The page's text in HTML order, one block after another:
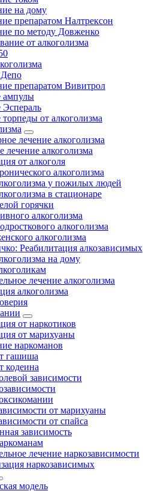
на дому
препаратом Налтрексон
по методу Довженко
от алкоголизма
препаратом Вивитрол
ампулы
от алкоголизма
лечение алкоголизма
лечение алкоголизма
от алкоголя
алкоголизма
у пожилых людей
в стационаре
горячки
алкоголизма
алкоголизма
алкоголизма
Реабилитация алкозависимых
на дому
лечение алкоголизма
алкоголизма
от наркотиков
от марихуаны
наркоманов
гашиша
кодеина
зависимости
от марихуаны
от спайса
зависимость
лечение наркозависимости
наркозависимых
модель